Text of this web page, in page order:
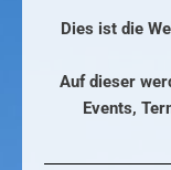
Dies ist die
Auf dieser
Events,